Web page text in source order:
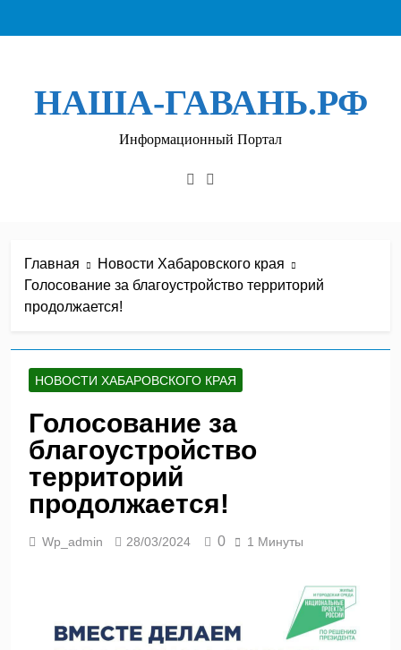
НАША-ГАВАНЬ.РФ
Информационный Портал
Главная
Новости Хабаровского края
Голосование за благоустройство территорий
продолжается!
НОВОСТИ ХАБАРОВСКОГО КРАЯ
Голосование за
благоустройство
территорий
продолжается!
Wp_admin 28/03/2024 0 1 Минуты